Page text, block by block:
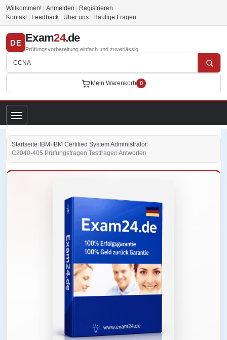
Willkommen! Anmelden
Registrieren
Kontakt
Feedback Über uns Häufige Fragen
DE Exam24.de
Prüfungsvorbereitung einfach und zuverlässig
Mein Warenkorb 0
Startseite› IBM › IBM Certified System Administrator›
C2040-405 Prüfungsfragen Testfragen Antworten